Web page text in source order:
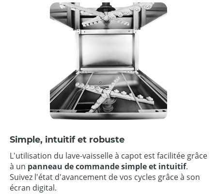
Simple, intuitif et robuste
L'utilisation du lave-vaisselle à capot est facilitée grâce
à un panneau de commande simple et intuitif.
Suivez l'état d'avancement de vos cycles grâce à son
écran digital.